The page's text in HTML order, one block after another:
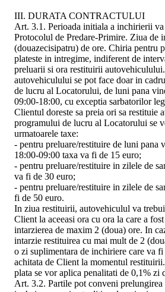
III. DURATA CONTRACTULUI
Art. 3.1. Perioada initiala a inchirierii
Protocolul de Predare-Primire. Ziua de
(douazecisipatru) de ore. Chiria pentru
plateste in intregime, indiferent de
preluarii si ora restituirii
autovehiculului se pot face doar in
de lucru al Locatorului, de luni pana
09:00-18:00, cu exceptia sarbatorilor
Clientul doreste sa preia ori sa restituie
programului de lucru al Locatorului se
urmatoarele taxe:
- pentru preluare/restituire de luni pana
18:00-09:00 taxa va fi de 15 euro;
- pentru preluare/restituire in zilele de
va fi de 30 euro;
- pentru preluare/restituire in zilele de
fi de 50 euro.
In ziua restituirii, autovehiculul va
Client la aceeasi ora cu ora la care a
intarzierea de maxim 2 (doua) ore. In
intarzie restituirea cu mai mult de 2
o zi suplimentara de inchiriere care va
achitata de Client la momentul
plata se vor aplica penalitati de 0,1% zi
Art. 3.2. Partile pot conveni